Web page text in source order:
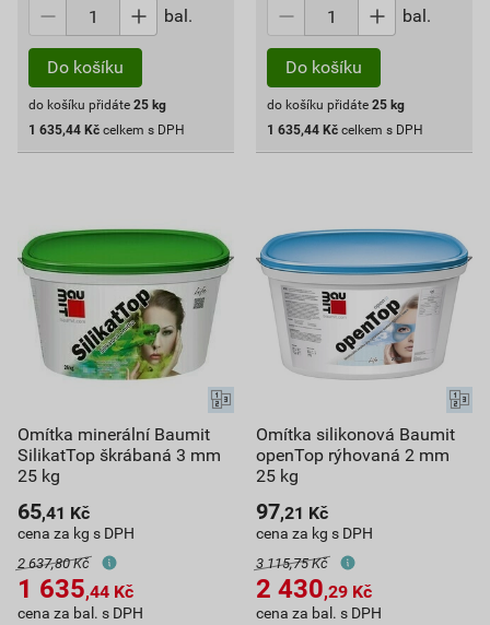
bal.
Do košíku
do košíku přidáte 25 kg
1 635,44 Kč celkem s DPH
bal.
Do košíku
do košíku přidáte 25 kg
1 635,44 Kč celkem s DPH
Omítka minerální Baumit
SilikatTop škrábaná 3 mm
25 kg
65,41 Kč
cena za kg s DPH
2 637,80 Kč
1 635,44 Kč
cena za bal. s DPH
Omítka silikonová Baumit
openTop rýhovaná 2 mm
25 kg
97,21 Kč
cena za kg s DPH
3 115,75 Kč
2 430,29 Kč
cena za bal. s DPH